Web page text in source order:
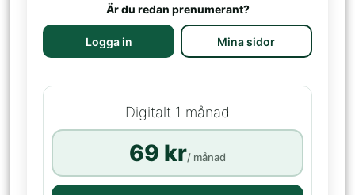
Är du redan prenumerant?
Logga in Mina sidor
Digitalt 1 månad
69 kr/ månad